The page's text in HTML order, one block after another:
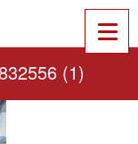
(1)